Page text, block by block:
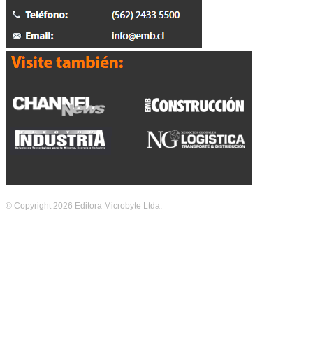
© Copyright 2026 Editora Microbyte Ltda.